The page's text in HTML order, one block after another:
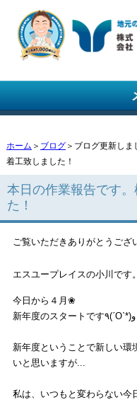
ホーム ＞ ブログ＞ブログ更新しま
着工致しました！
本日の作業報告です
た！
ご覧いただきありがとうござ
エスユープレイスの小川です。
今日から４月❀
新年度のスタートです٩(ˊOˋ*)و
新年度ということで新しい環
いと思いますが...
私は、いつもと変わらない今